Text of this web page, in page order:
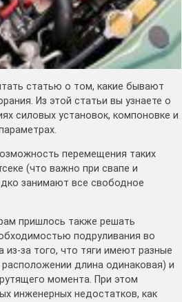
статью о том, какие бывают
Из этой статьи вы узнаете о
силовых установок, компоновке и
перемещения таких
(что важно при свапе и
занимают все свободное
пришлось также решать
подруливания во
из-за того, что тяги имеют разные
длина одинаковая) и
момента. При этом
инженерных недостатков, как